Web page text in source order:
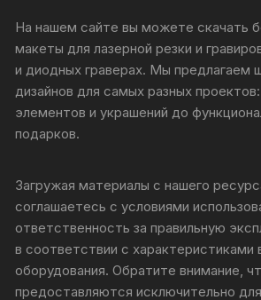
На нашем сайте вы можете скачать
макеты для лазерной резки и
и диодных граверах. Мы предлагаем
дизайнов для самых разных
элементов и украшений до
подарков.
Загружая материалы с нашего
соглашаетесь с условиями
ответственность за правильную
в соответствии с характеристиками
оборудования. Обратите внимание,
предоставляются исключительно